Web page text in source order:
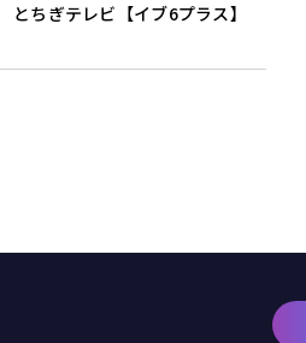
とちぎテレビ【イブ6プラス】